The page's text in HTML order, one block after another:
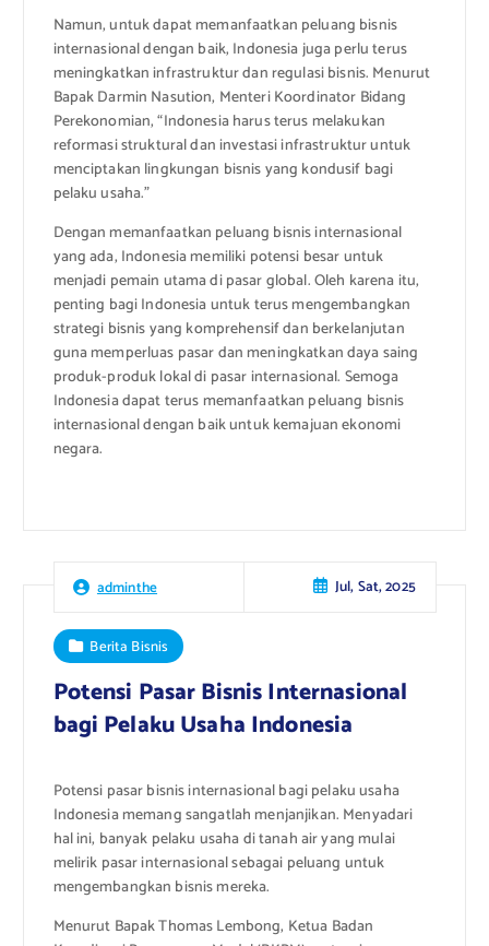
Namun, untuk dapat memanfaatkan peluang bisnis
internasional dengan baik, Indonesia juga perlu terus
meningkatkan infrastruktur dan regulasi bisnis. Menurut
Bapak Darmin Nasution, Menteri Koordinator Bidang
Perekonomian, “Indonesia harus terus melakukan
reformasi struktural dan investasi infrastruktur untuk
menciptakan lingkungan bisnis yang kondusif bagi
pelaku usaha.”
Dengan memanfaatkan peluang bisnis internasional
yang ada, Indonesia memiliki potensi besar untuk
menjadi pemain utama di pasar global. Oleh karena itu,
penting bagi Indonesia untuk terus mengembangkan
strategi bisnis yang komprehensif dan berkelanjutan
guna memperluas pasar dan meningkatkan daya saing
produk-produk lokal di pasar internasional. Semoga
Indonesia dapat terus memanfaatkan peluang bisnis
internasional dengan baik untuk kemajuan ekonomi
negara.
adminthe Jul, Sat, 2025
Berita Bisnis
Potensi Pasar Bisnis Internasional
bagi Pelaku Usaha Indonesia
Potensi pasar bisnis internasional bagi pelaku usaha
Indonesia memang sangatlah menjanjikan. Menyadari
hal ini, banyak pelaku usaha di tanah air yang mulai
melirik pasar internasional sebagai peluang untuk
mengembangkan bisnis mereka.
Menurut Bapak Thomas Lembong, Ketua Badan